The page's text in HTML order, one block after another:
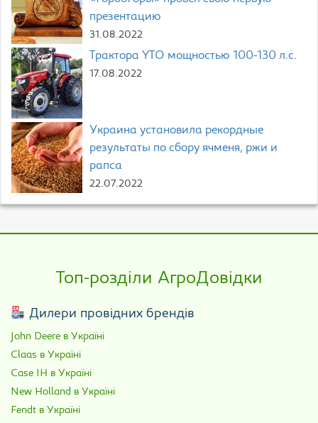
презентацию
31.08.2022
Трактора YTO мощностью 100-130 л.с.
17.08.2022
Украина установила рекордные
результаты по сбору ячменя, ржи и
рапса
22.07.2022
Топ-розділи АгроДовідки
Дилери провідних брендів
John Deere в Україні
Claas в Україні
Case IH в Україні
New Holland в Україні
Fendt в Україні